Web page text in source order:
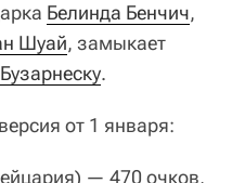
Белинда Бенчич,
Шуай, замыкает
.
от 1 января:
— 470 очков,